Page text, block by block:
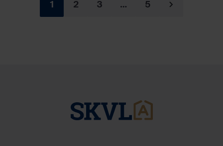
1 2 3 … 5